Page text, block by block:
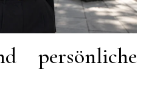
persönliche